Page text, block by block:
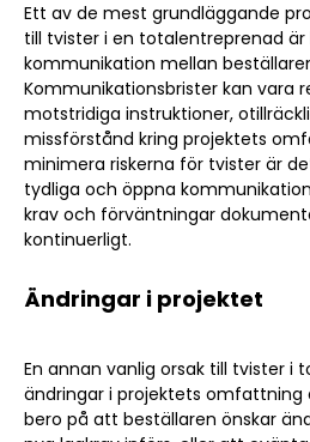
Ett av de mest grundläggande
till tvister i en totalentreprenad är
kommunikation mellan
Kommunikationsbrister kan vara
motstridiga instruktioner,
missförstånd kring projektets
minimera riskerna för tvister är
tydliga och öppna
krav och förväntningar
kontinuerligt.
Ändringar i projektet
En annan vanlig orsak till tvister i
ändringar i projektets omfattning
bero på att beställaren önskar